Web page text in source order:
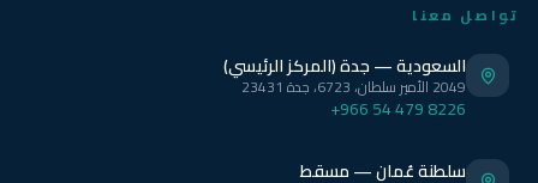
تواصل معنا
السعودية — جدة (المركز الرئيسي)
2049 الأمير سلطان، 6723، جدة 23431
+966 54 479 8226
سلطنة عُمان — مسقط